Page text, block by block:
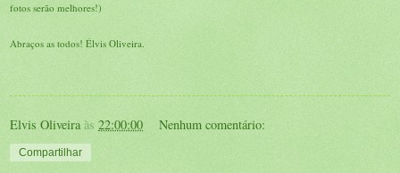
fotos serão melhores!)
Abraços as todos! Élvis Oliveira.
Elvis Oliveira às 22:00:00 Nenhum comentário:
Compartilhar